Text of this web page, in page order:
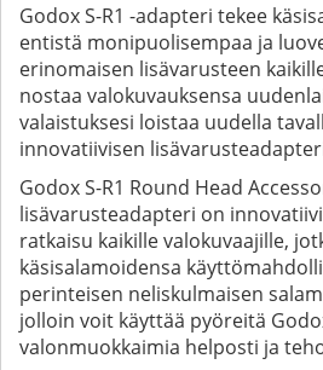
Godox S-R1 -adapteri tekee
entistä monipuolisempaa ja
erinomaisen lisävarusteen
nostaa valokuvauksensa
valaistuksesi loistaa uudella
innovatiivisen
Godox S-R1 Round Head
lisävarusteadapteri on
ratkaisu kaikille valokuvaajille,
käsisalamoidensa
perinteisen neliskulmaisen
jolloin voit käyttää pyöreitä
valonmuokkaimia helposti ja